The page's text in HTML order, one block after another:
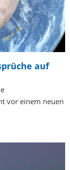
auf
vor einem neuen